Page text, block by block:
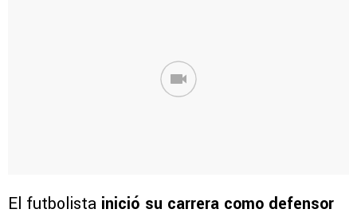
El futbolista inició su carrera como defensor